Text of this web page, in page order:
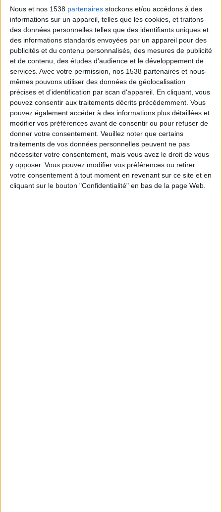
Nous et nos 1538 partenaires stockons et/ou accédons à des
informations sur un appareil, telles que les cookies, et traitons
des données personnelles telles que des identifiants uniques et
des informations standards envoyées par un appareil pour des
publicités et du contenu personnalisés, des mesures de publicité
et de contenu, des études d'audience et le développement de
services. Avec votre permission, nos 1538 partenaires et nous-
mêmes pouvons utiliser des données de géolocalisation
précises et d’identification par scan d'appareil. En cliquant, vous
pouvez consentir aux traitements décrits précédemment. Vous
pouvez également accéder à des informations plus détaillées et
modifier vos préférences avant de consentir ou pour refuser de
donner votre consentement. Veuillez noter que certains
traitements de vos données personnelles peuvent ne pas
nécessiter votre consentement, mais vous avez le droit de vous
y opposer. Vous pouvez modifier vos préférences ou retirer
votre consentement à tout moment en revenant sur ce site et en
cliquant sur le bouton "Confidentialité" en bas de la page Web.
9:07 Je ne trouve pas de faisselle à 0% mais à
6% ça change quoi ?
9:55 Je ne peux pas changer les aliments sur
mon application avec la petite flèche bleue, ça ne
fonctionne pas.
10:11 J'ignore pourquoi mais Isabelle n'apparaît
pratiquement plus jamais et je trouve que ma
motivation s'en ressent beaucoup ?
11:45 Que vaut-il mieux éviter de manger quand
on a une hernie hiatale ?
Combien de kilos souhaitez-vous perdre ?
Moins de
5 kilos
De 5 à 10
kilos
Plus de
10 kilos